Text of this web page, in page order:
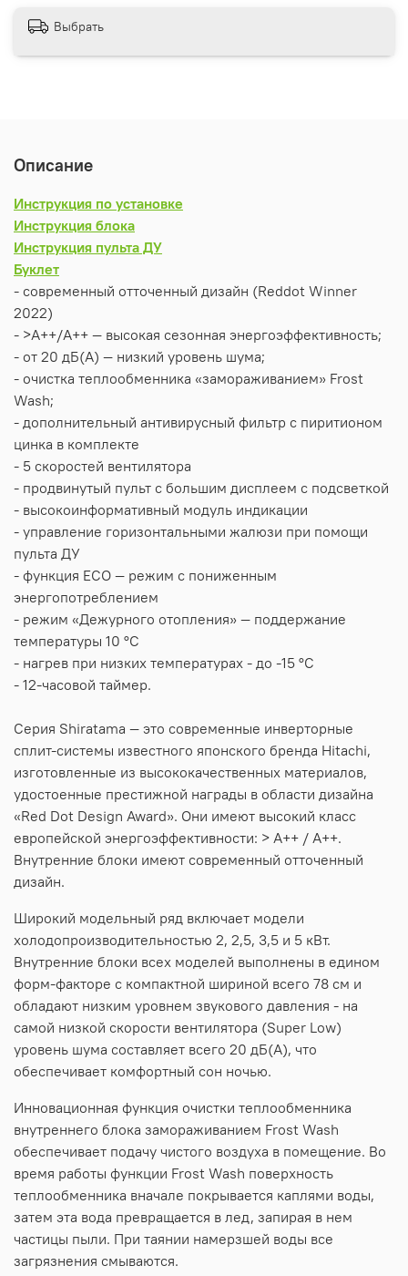
Выбрать
Описание
Инструкция по установке
Инструкция блока
Инструкция пульта ДУ
Буклет
- современный отточенный дизайн (Reddot Winner
2022)
- >A++/A++ — высокая сезонная энергоэффективность;
- от 20 дБ(А) — низкий уровень шума;
- очистка теплообменника «замораживанием» Frost
Wash;
- дополнительный антивирусный фильтр с пиритионом
цинка в комплекте
- 5 скоростей вентилятора
- продвинутый пульт с большим дисплеем с подсветкой
- высокоинформативный модуль индикации
- управление горизонтальными жалюзи при помощи
пульта ДУ
- функция ECO — режим с пониженным
энергопотреблением
- режим «Дежурного отопления» — поддержание
температуры 10 °C
- нагрев при низких температурах - до -15 °С
- 12-часовой таймер.
Серия Shiratama — это современные инверторные
сплит-системы известного японского бренда Hitachi,
изготовленные из высококачественных материалов,
удостоенные престижной награды в области дизайна
«Red Dot Design Award». Они имеют высокий класс
европейской энергоэффективности: > А++ / A++.
Внутренние блоки имеют современный отточенный
дизайн.
Широкий модельный ряд включает модели
холодопроизводительностью 2, 2,5, 3,5 и 5 кВт.
Внутренние блоки всех моделей выполнены в едином
форм-факторе с компактной шириной всего 78 см и
обладают низким уровнем звукового давления - на
самой низкой скорости вентилятора (Super Low)
уровень шума составляет всего 20 дБ(А), что
обеспечивает комфортный сон ночью.
Инновационная функция очистки теплообменника
внутреннего блока замораживанием Frost Wash
обеспечивает подачу чистого воздуха в помещение. Во
время работы функции Frost Wash поверхность
теплообменника вначале покрывается каплями воды,
затем эта вода превращается в лед, запирая в нем
частицы пыли. При таянии намерзшей воды все
загрязнения смываются.